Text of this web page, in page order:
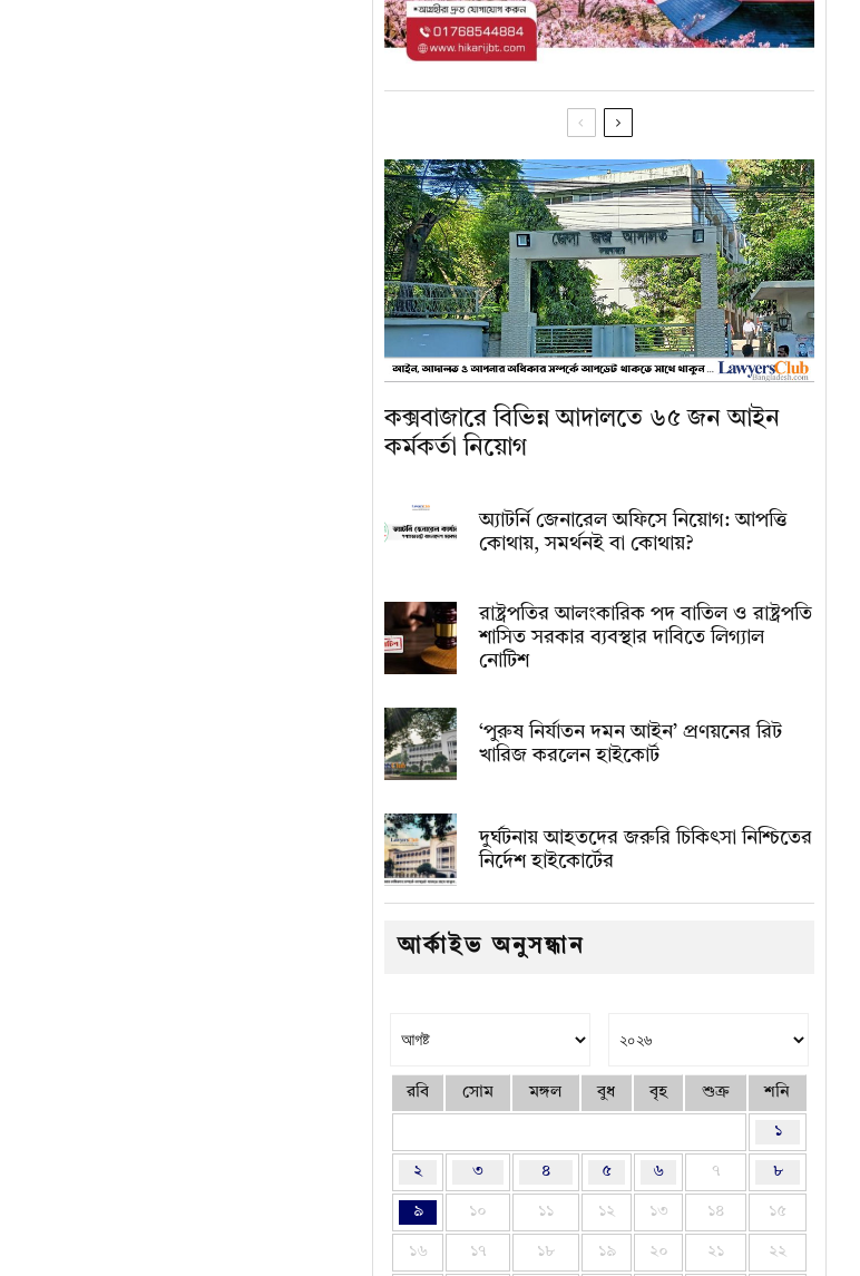
কক্সবাজারে বিভিন্ন আদালতে ৬৫ জন আইন
কর্মকর্তা নিয়োগ
অ্যাটর্নি জেনারেল অফিসে নিয়োগ: আপত্তি
কোথায়, সমর্থনই বা কোথায়?
রাষ্ট্রপতির আলংকারিক পদ বাতিল ও রাষ্ট্রপতি
শাসিত সরকার ব্যবস্থার দাবিতে লিগ্যাল
নোটিশ
‘পুরুষ নির্যাতন দমন আইন’ প্রণয়নের রিট
খারিজ করলেন হাইকোর্ট
দুর্ঘটনায় আহতদের জরুরি চিকিৎসা নিশ্চিতের
নির্দেশ হাইকোর্টের
আর্কাইভ অনুসন্ধান
রবি সোম মঙ্গল বুধ বৃহ শুক্র শনি
১
২ ৩ ৪ ৫ ৬ ৭ ৮
৯ ১০ ১১ ১২ ১৩ ১৪ ১৫
১৬ ১৭ ১৮ ১৯ ২০ ২১ ২২